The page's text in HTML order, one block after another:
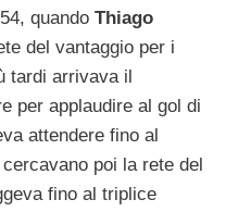
quando Thiago
del vantaggio per i
tardi arrivava il
per applaudire al gol di
attendere fino al
poi la rete del
fino al triplice